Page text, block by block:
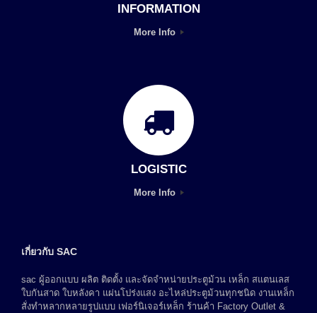
INFORMATION
More Info
LOGISTIC
More Info
เกี่ยวกับ SAC
sac ผู้ออกแบบ ผลิต ติดตั้ง และจัดจำหน่ายประตูม้วน เหล็ก สแตนเลส
ใบกันสาด ใบหลังคา แผ่นโปร่งแสง อะไหล่ประตูม้วนทุกชนิด งานเหล็ก
สั่งทำหลากหลายรูปแบบ เฟอร์นิเจอร์เหล็ก ร้านค้า Factory Outlet &